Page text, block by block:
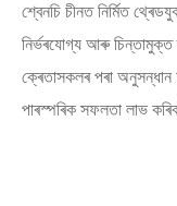
শ্বেনচি চীনত নিৰ্মিত
নিৰ্ভৰযোগ্য আৰু চিন্তামুক্ত
ক্ৰেতাসকলৰ পৰা
পাৰস্পৰিক সফলতা লাভ